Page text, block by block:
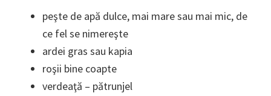
peşte de apă dulce, mai mare sau mai mic, de
ce fel se nimereşte
ardei gras sau kapia
roşii bine coapte
verdeaţă – pătrunjel